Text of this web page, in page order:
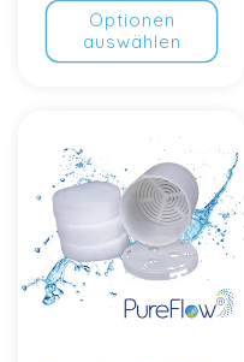
Optionen
auswählen